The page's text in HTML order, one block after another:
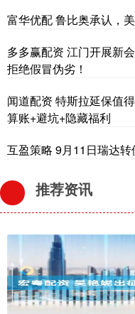
富华优配 鲁比奥承认，
多多赢配资 江门开展新
拒绝假冒伪劣！
闻道配资 特斯拉延保值
算账+避坑+隐藏福利
互盈策略 9月11日瑞达
推荐资讯